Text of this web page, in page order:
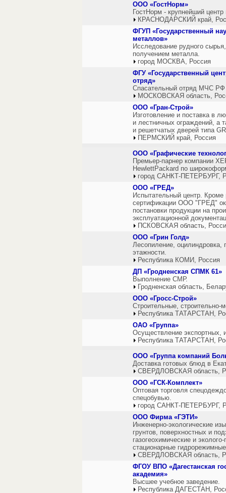
ООО «ГостНорм»
ГостНорм - крупнейший
КРАСНОДАРСКИЙ край,
ФГУП «Государственный
металлов»
Исследование рудного
получением металла.
город МОСКВА, Россия
ФГУ «Государственный
отряд»
Спасательный отряд МЧС РФ
МОСКОВСКАЯ область,
ООО «Гран-Строй»
Изготовление и поставка в
и лестничных ограждений, а
и решетчатых дверей типа
ПЕРМСКИЙ край, Россия
ООО «Графические
Премьер-парнер компании
HewlettPackard по
город САНКТ-ПЕТЕРБУРГ,
ООО «ГРЕД»
Испытательный центр.
сертификации ООО "ГРЕД"
постановки продукции на
эксплуатационной
ПСКОВСКАЯ область,
ООО «Грин Голд»
Лесопиление, оцилиндровка,
этажности.
Республика КОМИ, Россия
ДП «Гродненская СПМК 61»
Выполнение СМР.
Гродненская область,
ООО «Гросс-Строй»
Строительные,
Республика ТАТАРСТАН,
ОАО «Группа»
Осуществление экспортных,
Республика ТАТАРСТАН,
ООО «Группа компаний
Доставка готовых блюд в
СВЕРДЛОВСКАЯ область,
ООО «ГСК-Комплект»
Оптовая торговля
спецобувью.
город САНКТ-ПЕТЕРБУРГ,
ООО Фирма «ГЭТИ»
Инженерно-экологические
грунтов, поверхностных и
газогеохимические и
стационарные
СВЕРДЛОВСКАЯ область,
ФГОУ ВПО «Дагестанская
академия»
Высшее учебное заведение.
Республика ДАГЕСТАН,